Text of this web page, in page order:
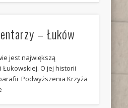
– Łuków
jest największą
O jej historii
Podwyższenia Krzyża